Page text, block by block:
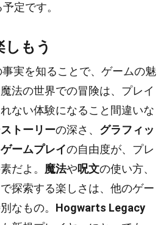
定です。
しもう
事実を知ることで、ゲームの魅
法の世界での冒険は、プレイ
ない体験になること間違いな
ストーリーの深さ、 グラフィッ
ゲームプレイの自由度が、プレ
だよ。 魔法や呪文の使い方、
探索する楽しさは、他のゲー
なもの。 Hogwarts Legacy